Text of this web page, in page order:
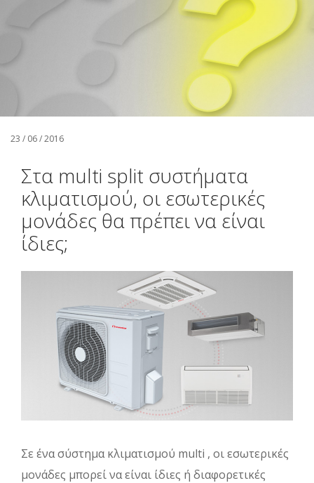
23 / 06 / 2016
Στα multi split συστήματα
κλιματισμού, οι εσωτερικές
μονάδες θα πρέπει να είναι
ίδιες;
Σε ένα σύστημα κλιματισμού multi , οι εσωτερικές
μονάδες μπορεί να είναι ίδιες ή διαφορετικές